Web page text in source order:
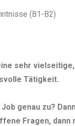
(B1-B2)
sehr
Tätigkeit.
genau zu?
Fragen, dann